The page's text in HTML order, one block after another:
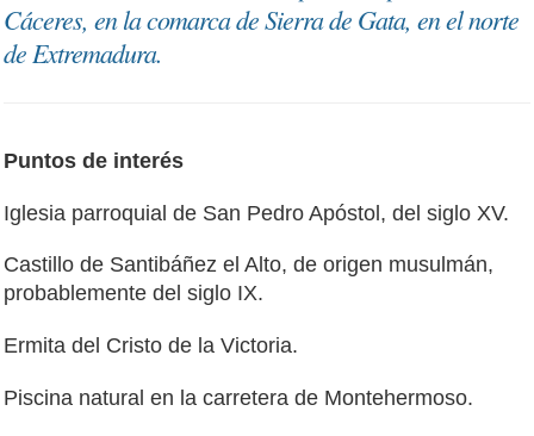
Cáceres, en la comarca de Sierra de Gata, en el norte
de Extremadura.
Puntos de interés
Iglesia parroquial de San Pedro Apóstol, del siglo XV.
Castillo de Santibáñez el Alto, de origen musulmán,
probablemente del siglo IX.
Ermita del Cristo de la Victoria.
Piscina natural en la carretera de Montehermoso.